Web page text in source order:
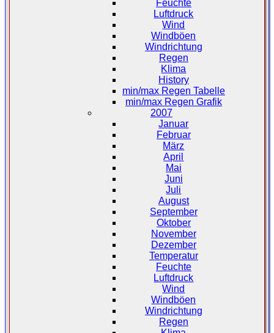
Feuchte
Luftdruck
Wind
Windböen
Windrichtung
Regen
Klima
History
min/max Regen Tabelle
min/max Regen Grafik
2007
Januar
Februar
März
April
Mai
Juni
Juli
August
September
Oktober
November
Dezember
Temperatur
Feuchte
Luftdruck
Wind
Windböen
Windrichtung
Regen